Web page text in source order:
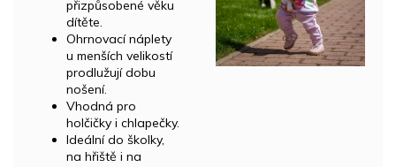
přizpůsobené věku
dítěte.
Ohrnovací náplety
u menších velikostí
prodlužují dobu
nošení.
Vhodná pro
holčičky i chlapečky.
Ideální do školky,
na hřiště i na